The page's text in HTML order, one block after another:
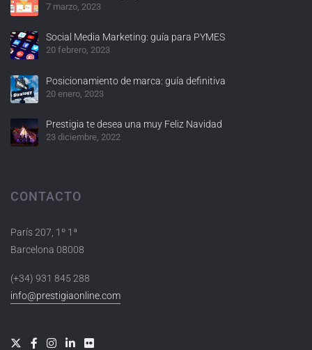
7 marzo, 2023
Social Media Marketing: guía para PYMES
20 febrero, 2023
Posicionamiento de marca: guía definitiva
20 enero, 2023
Prestigia te desea una muy Feliz Navidad
23 diciembre, 2022
CONTACTO
París 207, 1º 1ª
Barcelona 08008
(+34) 931 845 288
info@prestigiaonline.com